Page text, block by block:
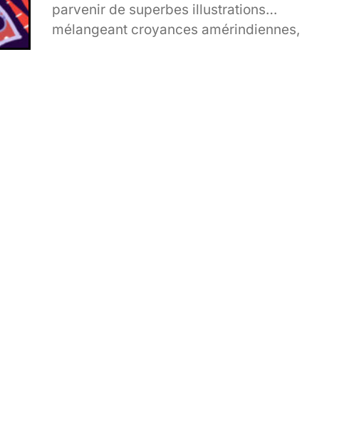
parvenir de superbes illustrations
mélangeant croyances amérindiennes,